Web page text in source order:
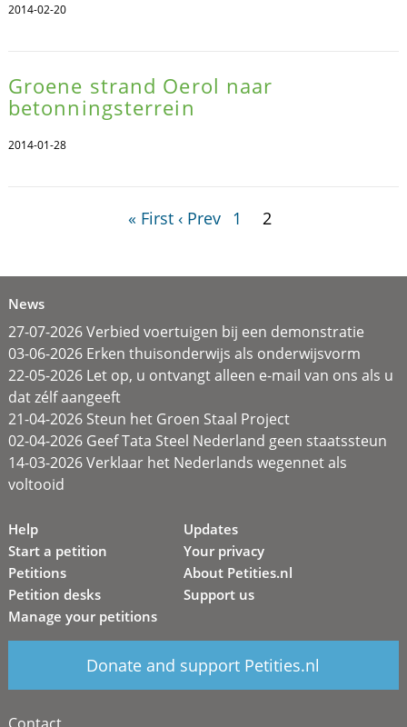
2014-02-20
Groene strand Oerol naar
betonningsterrein
2014-01-28
« First ‹ Prev 1 2
News
27-07-2026 Verbied voertuigen bij een demonstratie
03-06-2026 Erken thuisonderwijs als onderwijsvorm
22-05-2026 Let op, u ontvangt alleen e-mail van ons als u
dat zélf aangeeft
21-04-2026 Steun het Groen Staal Project
02-04-2026 Geef Tata Steel Nederland geen staatssteun
14-03-2026 Verklaar het Nederlands wegennet als
voltooid
Help
Start a petition
Petitions
Petition desks
Manage your petitions
Updates
Your privacy
About Petities.nl
Support us
Donate and support Petities.nl
Contact